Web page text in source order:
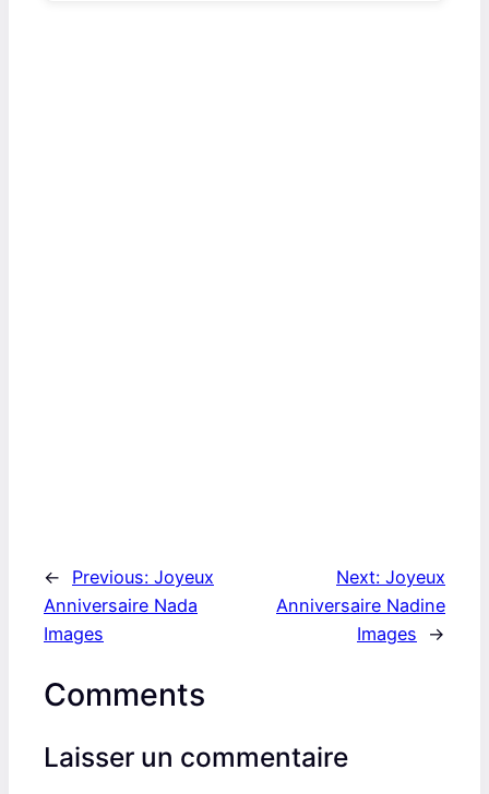
← Previous: Joyeux
Anniversaire Nada
Images
Next: Joyeux
Anniversaire Nadine
Images
→
Comments
Laisser un commentaire